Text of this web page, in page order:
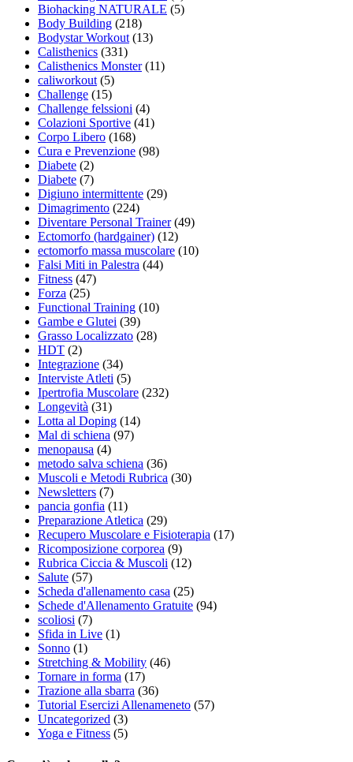
Biohacking NATURALE (5)
Body Building (218)
Bodystar Workout(13)
Calisthenics (331)
Calisthenics Monster(11)
caliworkout(5)
Challenge (15)
Challenge felssioni (4)
Colazioni Sportive (41)
Corpo Libero (168)
Cura e Prevenzione (98)
Diabete (2)
Diabete (7)
Digiuno intermittente (29)
Dimagrimento (224)
Diventare Personal Trainer(49)
Ectomorfo (hardgainer) (12)
ectomorfo massa muscolare (10)
Falsi Miti in Palestra (44)
Fitness (47)
Forza (25)
Functional Training (10)
Gambe e Glutei (39)
Grasso Localizzato (28)
HDT (2)
Integrazione (34)
Interviste Atleti (5)
Ipertrofia Muscolare (232)
Longevità (31)
Lotta al Doping (14)
Mal di schiena (97)
menopausa (4)
metodo salva schiena (36)
Muscoli e Metodi Rubrica (30)
Newsletters (7)
pancia gonfia (11)
Preparazione Atletica (29)
Recupero Muscolare e Fisioterapia (17)
Ricomposizione corporea (9)
Rubrica Ciccia & Muscoli (12)
Salute (57)
Scheda d'allenamento casa (25)
Schede d'Allenamento Gratuite (94)
scoliosi (7)
Sfida in Live (1)
Sonno (1)
Stretching & Mobility (46)
Tornare in forma (17)
Trazione alla sbarra (36)
Tutorial Esercizi Allenameneto (57)
Uncategorized (3)
Yoga e Fitness (5)